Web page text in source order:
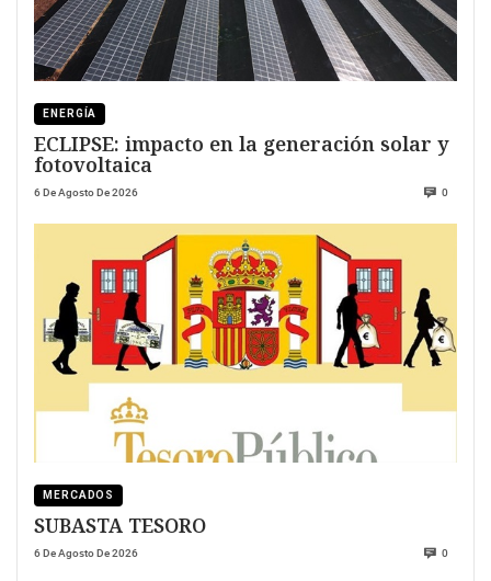
ENERGÍA
ECLIPSE: impacto en la generación solar y
fotovoltaica
6 De Agosto De 2026 0
MERCADOS
SUBASTA TESORO
6 De Agosto De 2026 0